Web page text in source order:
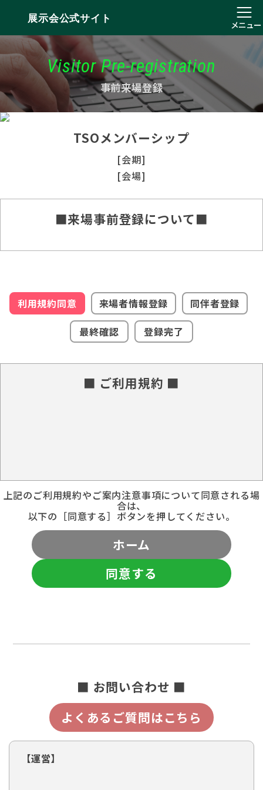
展示会公式サイト
メニュー
Visitor Pre-registration
事前来場登録
TSOメンバーシップ
[会期]
[会場]
■来場事前登録について■
利用規約同意 来場者情報登録
同伴者登録
最終確認
登録完了
■ ご利用規約 ■
上記のご利用規約やご案内注意事項について同意される場
合は、
以下の［同意する］ボタンを押してください。
ホーム
同意する
■ お問い合わせ ■
よくあるご質問はこちら
【運営】